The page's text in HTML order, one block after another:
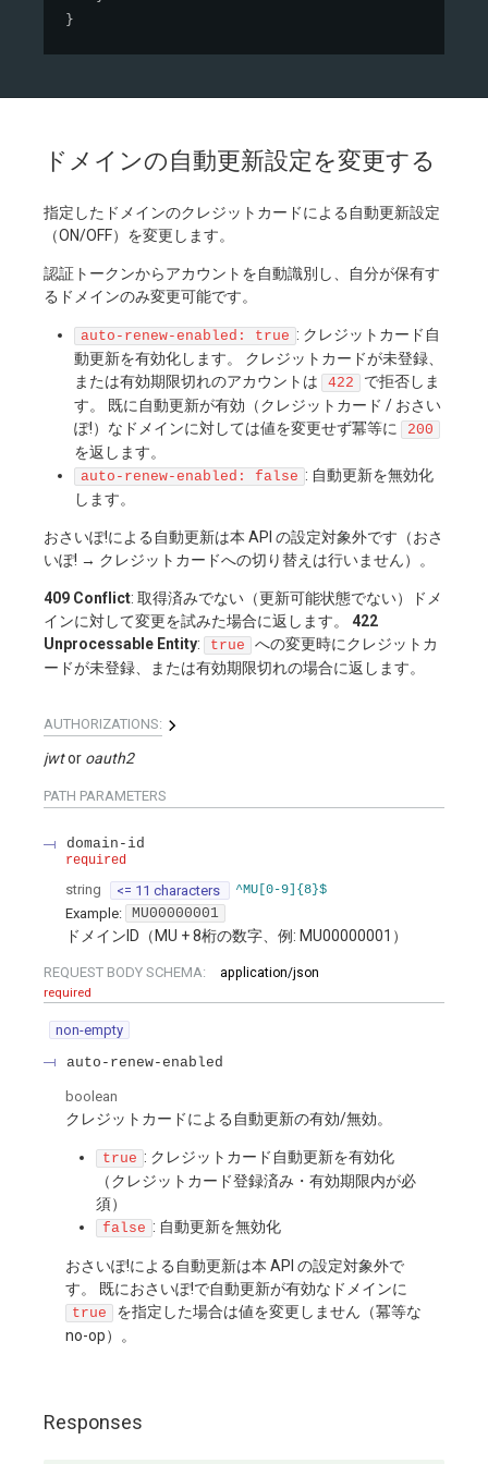
}
ドメインの自動更新設定を変更する
指定したドメインのクレジットカードによる自動更新設定
（ON/OFF）を変更します。
認証トークンからアカウントを自動識別し、自分が保有す
るドメインのみ変更可能です。
auto-renew-enabled: true : クレジットカード自
動更新を有効化します。 クレジットカードが未登録、
または有効期限切れのアカウントは
422
で拒否しま
す。 既に自動更新が有効（クレジットカード / おさい
ぽ!）なドメインに対しては値を変更せず冪等に
200
を返します。
auto-renew-enabled: false : 自動更新を無効化
します。
おさいぽ!による自動更新は本 API の設定対象外です（おさ
いぽ! → クレジットカードへの切り替えは行いません）。
409 Conflict: 取得済みでない（更新可能状態でない）ドメ
インに対して変更を試みた場合に返します。 422
Unprocessable Entity: true
への変更時にクレジットカ
ードが未登録、または有効期限切れの場合に返します。
AUTHORIZATIONS:
jwt oauth2
PATH PARAMETERS
domain-id
required
string <= 11 characters ^MU[0-9]{8}$
Example: MU00000001
ドメインID（MU + 8桁の数字、例: MU00000001）
REQUEST BODY SCHEMA:
application/json
required
non-empty
auto-renew-enabled
boolean
クレジットカードによる自動更新の有効/無効。
true : クレジットカード自動更新を有効化
（クレジットカード登録済み・有効期限内が必
須）
false : 自動更新を無効化
おさいぽ!による自動更新は本 API の設定対象外で
す。 既におさいぽ!で自動更新が有効なドメインに
true
を指定した場合は値を変更しません（冪等な
no-op）。
Responses